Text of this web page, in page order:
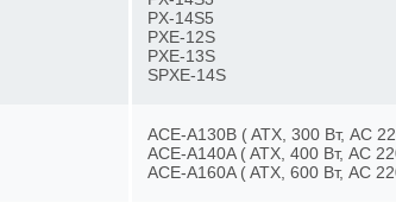
PX-14S5
PXE-12S
PXE-13S
SPXE-14S
ACE-A130B ( ATX, 300 Вт, AC
ACE-A140A ( ATX, 400 Вт, AC
ACE-A160A ( ATX, 600 Вт, AC